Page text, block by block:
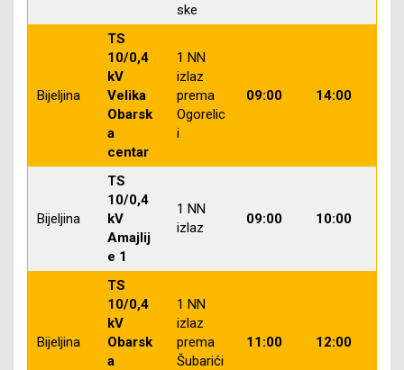
ske
Bijeljina
TS
10/0,4
kV
Velika
Obarsk
a
centar
1 NN
izlaz
prema
Ogorelic
i
09:00 14:00
Bijeljina
TS
10/0,4
kV
Amajlij
e 1
1 NN
izlaz
09:00 10:00
Bijeljina
TS
10/0,4
kV
Obarsk
a
1 NN
izlaz
prema
Šubarići
11:00 12:00